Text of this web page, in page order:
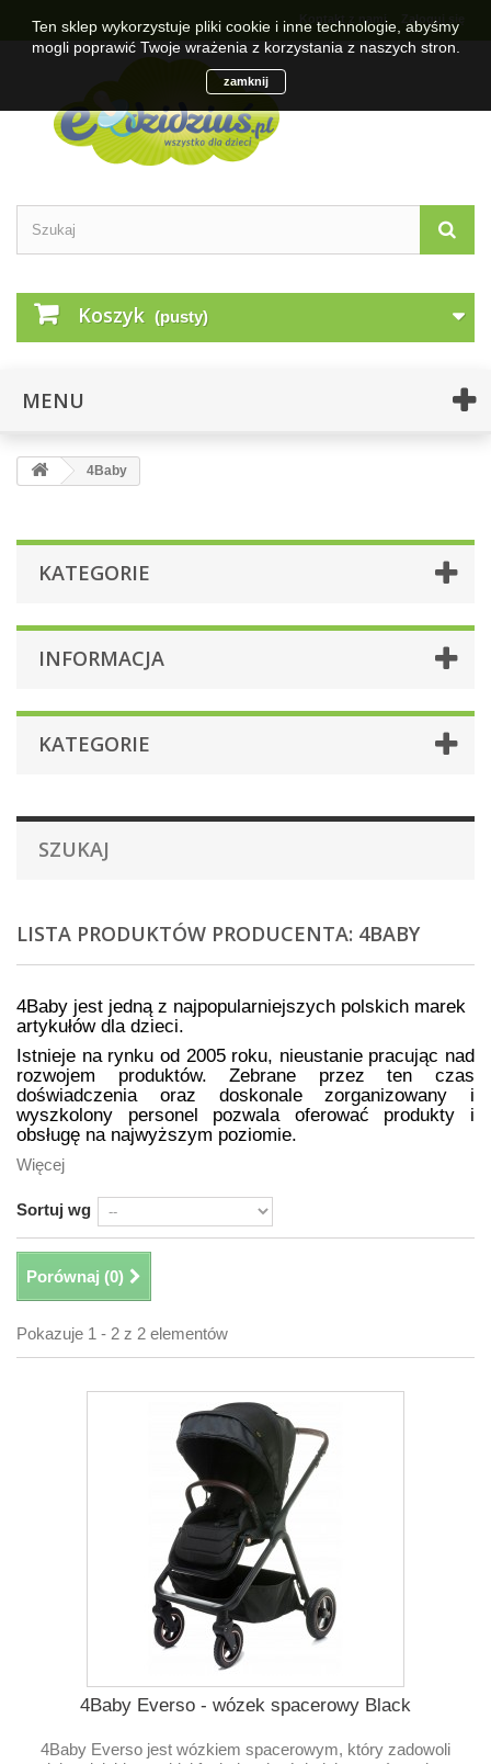
Zaloguj się
Kontakt z nami
Koszyk (pusty)
MENU
4Baby
KATEGORIE
INFORMACJA
KATEGORIE
SZUKAJ
LISTA PRODUKTÓW PRODUCENTA: 4BABY
4Baby jest jedną z najpopularniejszych polskich marek
artykułów dla dzieci.
Istnieje na rynku od 2005 roku, nieustanie pracując nad
rozwojem produktów. Zebrane przez ten czas
doświadczenia oraz doskonale zorganizowany i
wyszkolony personel pozwala oferować produkty i
obsługę na najwyższym poziomie.
Więcej
Sortuj wg
Porównaj (0)
Pokazuje 1 - 2 z 2 elementów
4Baby Everso - wózek spacerowy Black
4Baby Everso jest wózkiem spacerowym, który zadowoli
Ten sklep wykorzystuje pliki cookie i inne technologie, abyśmy
mogli poprawić Twoje wrażenia z korzystania z naszych stron.
zamknij